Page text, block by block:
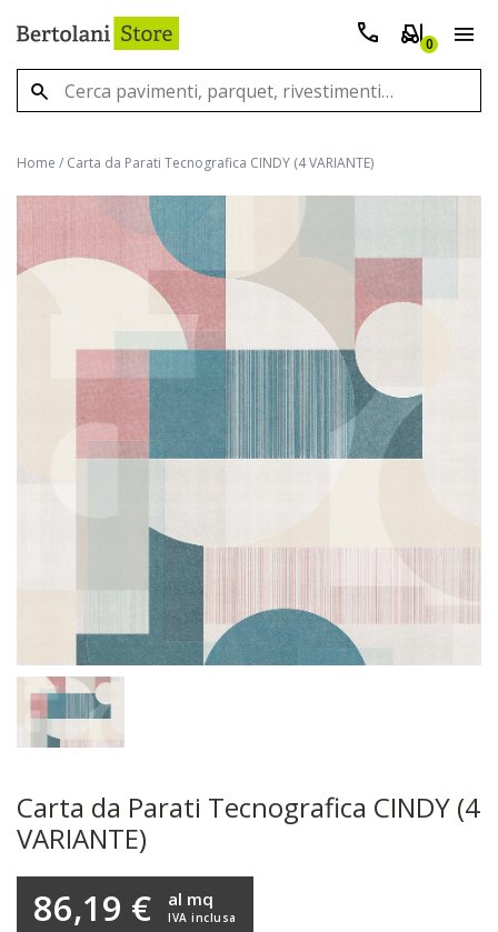
0
Home / Carta da Parati Tecnografica CINDY (4 VARIANTE)
Carta da Parati Tecnografica CINDY (4
VARIANTE)
86,19 € IVA inclusa
al mq